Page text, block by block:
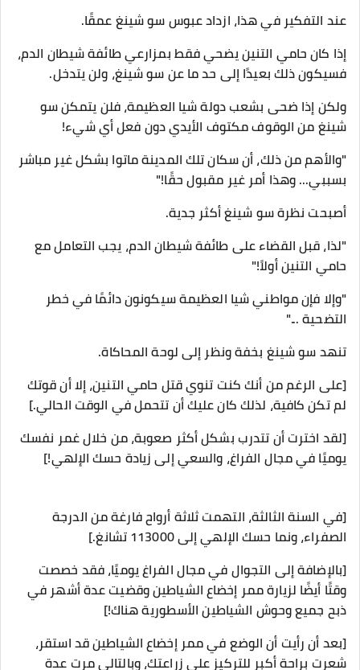
عند التفكير في هذا، ازداد عبوس سو شينغ عمقًا.
إذا كان حامي التنين يضحي فقط بمزارعي طائفة شيطان الدم،
فسيكون ذلك بعيدًا إلى حد ما عن سو شينغ، ولن يتدخل.
ولكن إذا ضحى بشعب دولة شيا العظيمة، فلن يتمكن سو
شينغ من الوقوف مكتوف الأيدي دون فعل أي شيء!
"والأهم من ذلك، أن سكان تلك المدينة ماتوا بشكل غير مباشر
بسببي... وهذا أمر غير مقبول حقًا!"
أصبحت نظرة سو شينغ أكثر جدية.
"لذا، قبل القضاء على طائفة شيطان الدم، يجب التعامل مع
حامي التنين أولاً!"
"وإلا فإن مواطني شيا العظيمة سيكونون دائمًا في خطر
التضحية ..."
تنهد سو شينغ بخفة ونظر إلى لوحة المحاكاة.
[على الرغم من أنك كنت تنوي قتل حامي التنين، إلا أن قوتك
لم تكن كافية، لذلك كان عليك أن تتحمل في الوقت الحالي.]
[لقد اخترت أن تتدرب بشكل أكثر صعوبة، من خلال غمر نفسك
يوميًا في مجال الفراغ، والسعي إلى زيادة حسك الإلهي!]
[في السنة الثالثة، التهمت ثلاثة أرواح فارغة من الدرجة
الصفراء، ونما حسك الإلهي إلى 113000 تشانغ.]
[بالإضافة إلى التجوال في مجال الفراغ يوميًا، فقد خصصت
وقتًا أيضًا لزيارة ممر إخضاع الشياطين وقضيت عدة أشهر في
ذبح جميع وحوش الشياطين الأسطورية هناك!]
[بعد أن رأيت أن الوضع في ممر إخضاع الشياطين قد استقر،
شعرت براحة أكبر للتركيز على زراعتك، وبالتالي مرت عدة